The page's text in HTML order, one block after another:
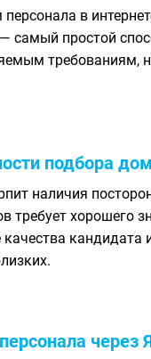
в
самый простой
требованиям,
подбора
наличия
требует хорошего
кандидата
через